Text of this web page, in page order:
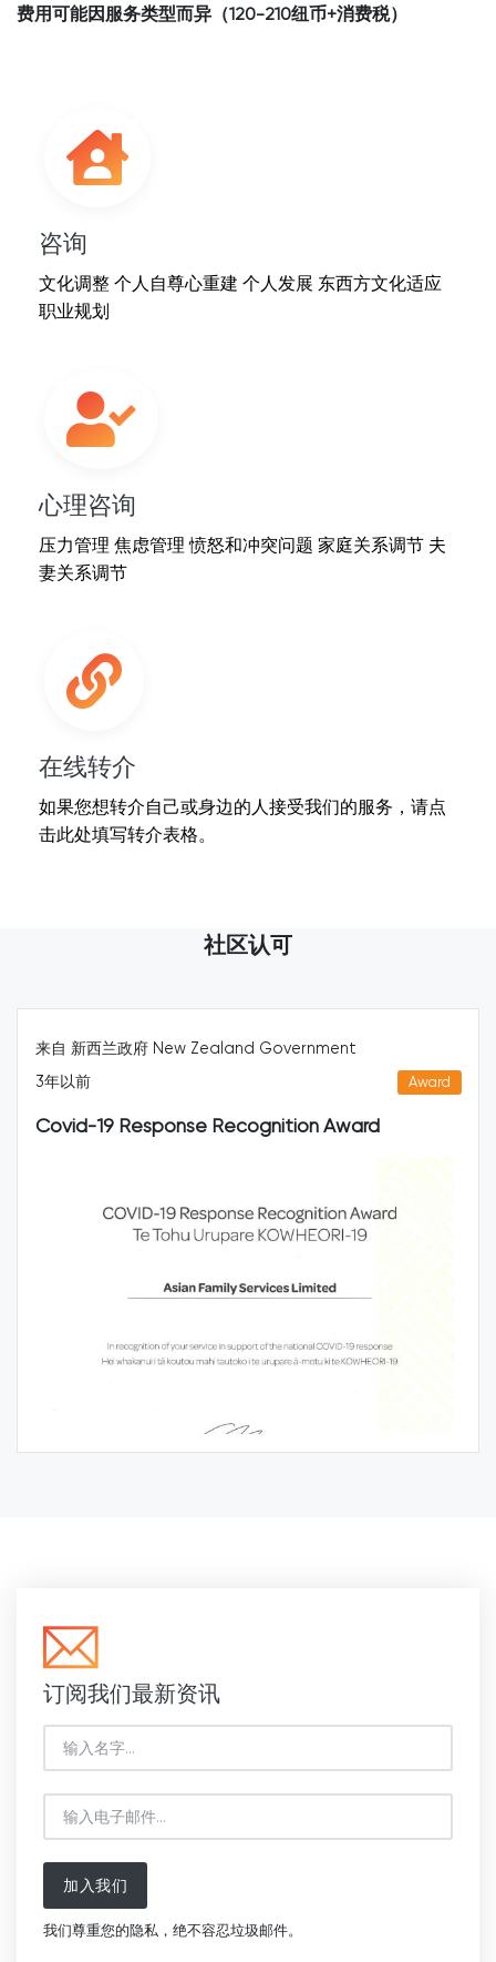
费用可能因服务类型而异（120-210纽币+消费税）
咨询
文化调整 个人自尊心重建 个人发展 东西方文化适应
职业规划
心理咨询
压力管理 焦虑管理 愤怒和冲突问题 家庭关系调节 夫
妻关系调节
在线转介
如果您想转介自己或身边的人接受我们的服务，请点
击此处填写转介表格。
社区认可
新西兰政府 New Zealand Government
以前
19 Response Recognition Award
订阅我们最新资讯
加入我们
我们尊重您的隐私，绝不容忍垃圾邮件。